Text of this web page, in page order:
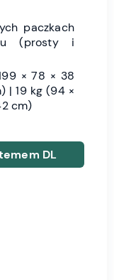
paczkach
(prosty i
× 78 × 38
| 19 kg (94 ×
cm)
DL